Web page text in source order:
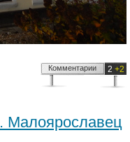
2 +2
Комментарии
Малоярославец